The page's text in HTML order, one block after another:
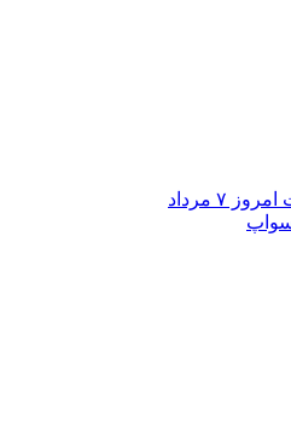
مرداد